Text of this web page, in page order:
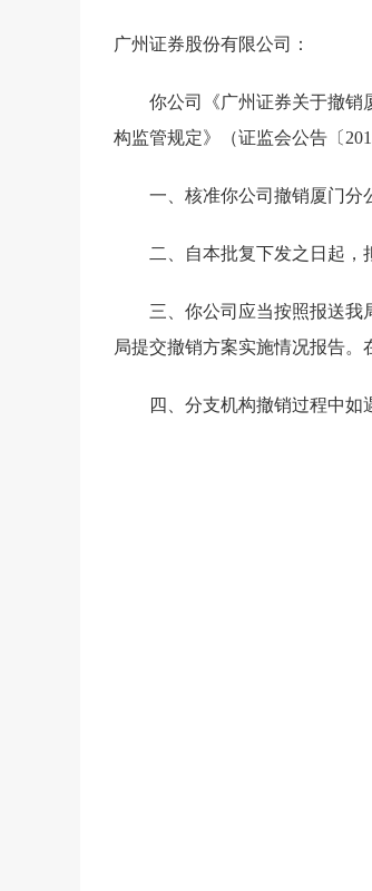
广州证券股份有限公司：
你公司《广州证券关于撤销
构监管规定》（证监会公告〔
一、核准你公司撤销厦门分
二、自本批复下发之日起，
三、你公司应当按照报送我
局提交撤销方案实施情况报告。
四、分支机构撤销过程中如